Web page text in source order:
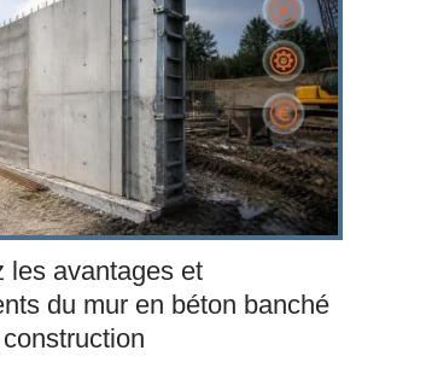
les avantages et
du mur en béton banché